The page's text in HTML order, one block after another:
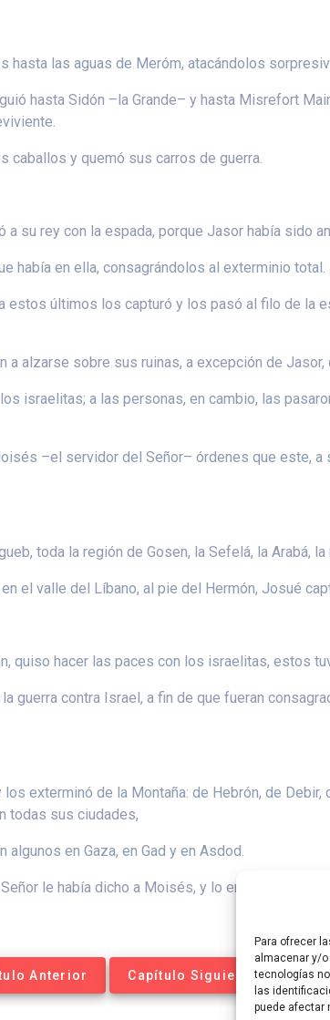
Para ofrecer
almacenar y/
tecnologías
las
puede afectar
las aguas de Meróm, atacándolos
hasta Sidón –la Grande– y hasta Misrefort
caballos y quemó sus carros de guerra.
su rey con la espada, porque Jasor había sido
en ella, consagrándolos al exterminio
últimos los capturó y los pasó al filo de la
alzarse sobre sus ruinas, a excepción de
israelitas; a las personas, en cambio, las
–el servidor del Señor– órdenes que este, a
toda la región de Gosen, la Sefelá, la Arabá,
el valle del Líbano, al pie del Hermón, Josué
quiso hacer las paces con los israelitas, estos
guerra contra Israel, a fin de que fueran
exterminó de la Montaña: de Hebrón, de Debir,
todas sus ciudades,
en Gaza, en Gad y en Asdod.
le había dicho a Moisés, y lo entregó como
Anterior Capítulo Siguiente